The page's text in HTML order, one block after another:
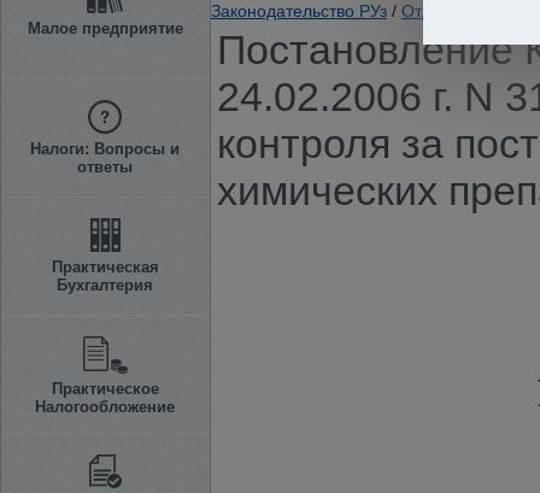
Малое предприятие
Налоги: Вопросы и
ответы
Практическая
Бухгалтерия
Практическое
Налогообложение
Законодательство РУз / Отдельные
Постановление
24.02.2006 г. N
контроля за
химических